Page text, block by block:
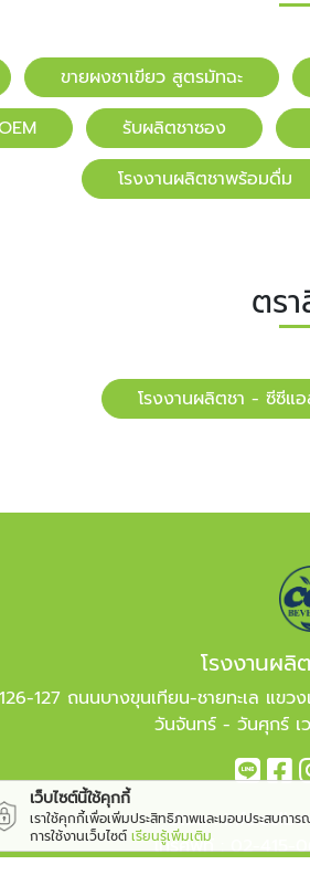
ขายผงชาเขียว สูตรมัทฉะ
รับผลิตชาซอง
โรงงานผลิตชาพร้อมดื่ม
ตร
โรงงานผลิตชา - ซีซีแ
โรงงานผลิ
127 ถนนบางขุนเทียน-ชายทะเล แข
วันจันทร์ - วันศุกร์ เ
อีเมล :
โทรศัพท์ :02-415-
เว็บไซต์นี้ใช้คุกกี้
เราใช้คุกกี้เพื่อเพิ่มประสิทธิภาพและมอบประสบกา
การใช้งานเว็บไซต์ เรียนรู้เพิ่มเติม